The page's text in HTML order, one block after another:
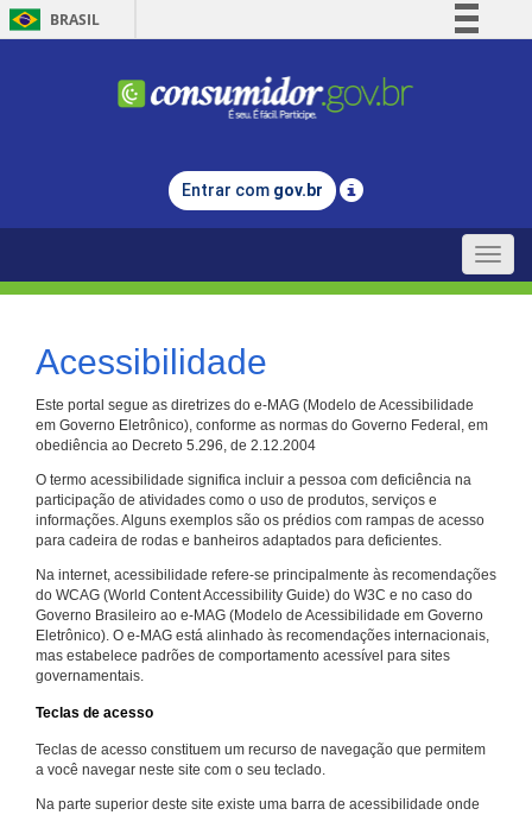
BRASIL
Comunica BR
Legislação
Entrar com gov.br
Toggle
Acessibilidade
Este portal segue as diretrizes do e-MAG (Modelo de Acessibilidade
em Governo Eletrônico), conforme as normas do Governo Federal, em
obediência ao Decreto 5.296, de 2.12.2004
O termo acessibilidade significa incluir a pessoa com deficiência na
participação de atividades como o uso de produtos, serviços e
informações. Alguns exemplos são os prédios com rampas de acesso
para cadeira de rodas e banheiros adaptados para deficientes.
Na internet, acessibilidade refere-se principalmente às recomendações
do WCAG (World Content Accessibility Guide) do W3C e no caso do
Governo Brasileiro ao e-MAG (Modelo de Acessibilidade em Governo
Eletrônico). O e-MAG está alinhado às recomendações internacionais,
mas estabelece padrões de comportamento acessível para sites
governamentais.
Teclas de acesso
Teclas de acesso constituem um recurso de navegação que permitem
a você navegar neste site com o seu teclado.
Na parte superior deste site existe uma barra de acessibilidade onde